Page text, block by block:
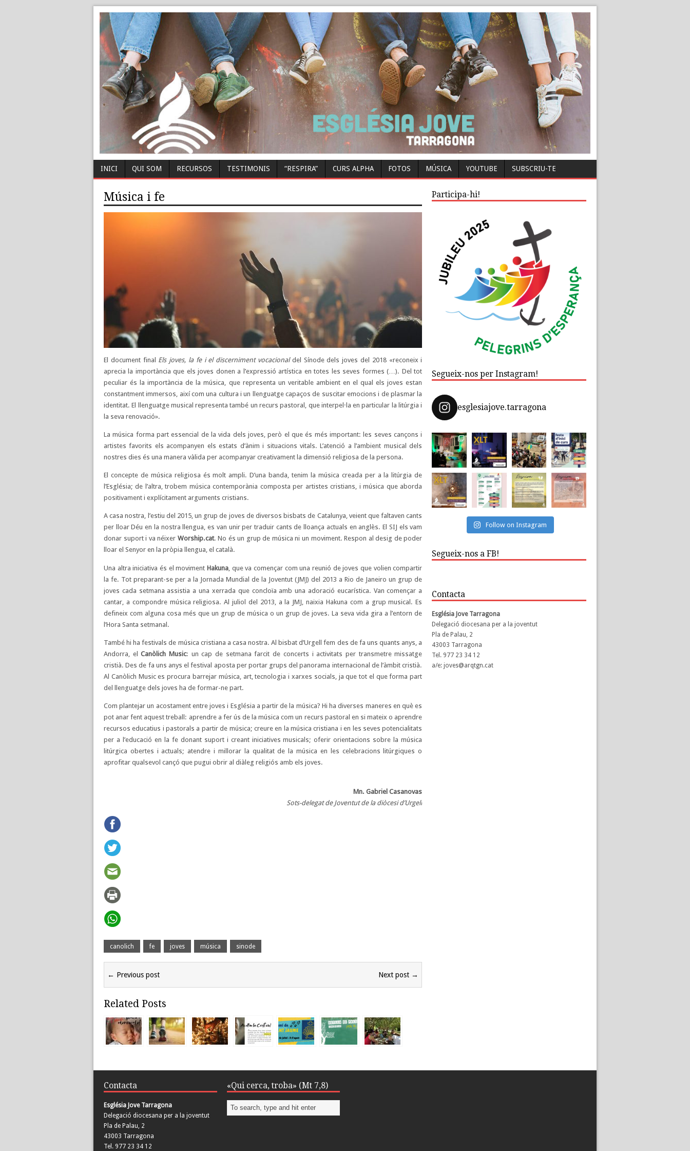
INICI QUI SOM RECURSOS TESTIMONIS “RESPIRA” CURS ALPHA FOTOS MÚSICA YOUTUBE SUBSCRIU-TE
Música i fe
El document final Els joves, la fe i el discerniment vocacionaldel Sínode dels joves del 2018 «reconeix i
aprecia la importància que els joves donen a l’expressió artística en totes les seves formes (…). Del tot
peculiar és la importància de la música, que representa un veritable ambient en el qual els joves estan
constantment immersos, així com una cultura i un llenguatge capaços de suscitar emocions i de plasmar la
identitat. El llenguatge musical representa també un recurs pastoral, que interpel·la en particular la litúrgia i
la seva renovació».
La música forma part essencial de la vida dels joves, però el que és més important: les seves cançons i
artistes favorits els acompanyen els estats d’ànim i situacions vitals. L’atenció a l’ambient musical dels
nostres dies és una manera vàlida per acompanyar creativament la dimensió religiosa de la persona.
El concepte de música religiosa és molt ampli. D’una banda, tenim la música creada per a la litúrgia de
l’Església; de l’altra, trobem música contemporània composta per artistes cristians, i música que aborda
positivament i explícitament arguments cristians.
A casa nostra, l’estiu del 2015, un grup de joves de diversos bisbats de Catalunya, veient que faltaven cants
per lloar Déu en la nostra llengua, es van unir per traduir cants de lloança actuals en anglès. El SIJ els vam
donar suport i va néixer Worship.cat. No és un grup de música ni un moviment. Respon al desig de poder
lloar el Senyor en la pròpia llengua, el català.
Una altra iniciativa és el moviment Hakuna, que va començar com una reunió de joves que volien compartir
la fe. Tot preparant-se per a la Jornada Mundial de la Joventut (JMJ) del 2013 a Rio de Janeiro un grup de
joves cada setmana assistia a una xerrada que concloïa amb una adoració eucarística. Van començar a
cantar, a compondre música religiosa. Al juliol del 2013, a la JMJ, naixia Hakuna com a grup musical. Es
defineix com alguna cosa més que un grup de música o un grup de joves. La seva vida gira a l’entorn de
l’Hora Santa setmanal.
També hi ha festivals de música cristiana a casa nostra. Al bisbat d’Urgell fem des de fa uns quants anys, a
Andorra, elCanòlich Music: un cap de setmana farcit de concerts i activitats per transmetre missatge
cristià. Des de fa uns anys el festival aposta per portar grups del panorama internacional de l’àmbit cristià.
Al Canòlich Music es procura barrejar música, art, tecnologia i xarxes socials, ja que tot el que forma part
del llenguatge dels joves ha de formar-ne part.
Com plantejar un acostament entre joves i Església a partir de la música? Hi ha diverses maneres en què es
pot anar fent aquest treball: aprendre a fer ús de la música com un recurs pastoral en si mateix o aprendre
recursos educatius i pastorals a partir de música; creure en la música cristiana i en les seves potencialitats
per a l’educació en la fe donant suport i creant iniciatives musicals; oferir orientacions sobre la música
litúrgica obertes i actuals; atendre i millorar la qualitat de la música en les celebracions litúrgiques o
aprofitar qualsevol cançó que pugui obrir al diàleg religiós amb els joves.
Mn. Gabriel Casanovas
Sots-delegat de Joventut de la diòcesi d’Urgell
canolich fe joves música sinode
← Previous post Next post →
Related Posts
Participa-hi!
Segueix-nos per Instagram!
esglesiajove.tarragona
Follow on Instagram
Segueix-nos a FB!
Contacta
Església Jove Tarragona
Delegació diocesana per a la joventut
Pla de Palau, 2
43003 Tarragona
Tel. 977 23 34 12
a/e: joves@arqtgn.cat
Contacta
Església Jove Tarragona
Delegació diocesana per a la joventut
Pla de Palau, 2
43003 Tarragona
Tel. 977 23 34 12
«Qui cerca, troba» (Mt 7,8)